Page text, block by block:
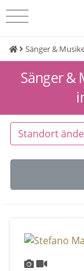
Sänger &
Sänger &
Standort